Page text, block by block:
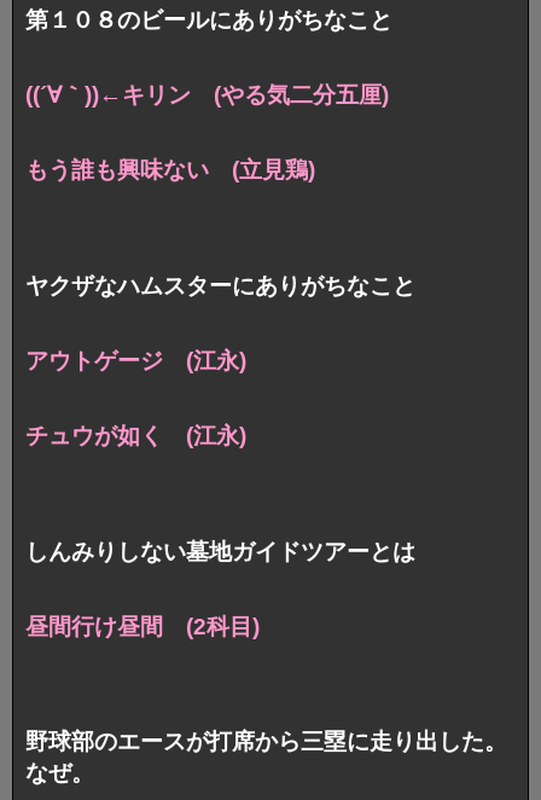
第１０８のビールにありがちなこと
((´∀｀))←キリン (やる気二分五厘)
もう誰も興味ない (立見鶏)
ヤクザなハムスターにありがちなこと
アウトゲージ (江永)
チュウが如く (江永)
しんみりしない墓地ガイドツアーとは
昼間行け昼間 (2科目)
野球部のエースが打席から三塁に走り出した。
なぜ。